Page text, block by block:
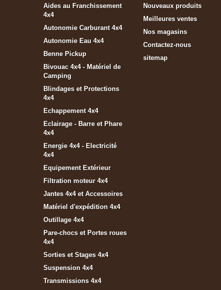
Aides au Franchissement
4x4
Autonomie Carburant 4x4
Autonomie Eau 4x4
Benne Pickup
Bivouac 4x4 - Matériel de
Camping
Blindages et Protections
4x4
Echappement 4x4
Eclairage - Barre et Phare
4x4
Energie 4x4 - Electricité
4x4
Equipement Extérieur
Filtration moteur 4x4
Jantes 4x4 et Accessoires
Matériel d'expédition 4x4
Outillage 4x4
Pare-chocs et Portes roues
4x4
Sorties et Stages 4x4
Suspension 4x4
Transmissions 4x4
Nouveaux produits
Meilleures ventes
Nos magasins
Contactez-nous
sitemap